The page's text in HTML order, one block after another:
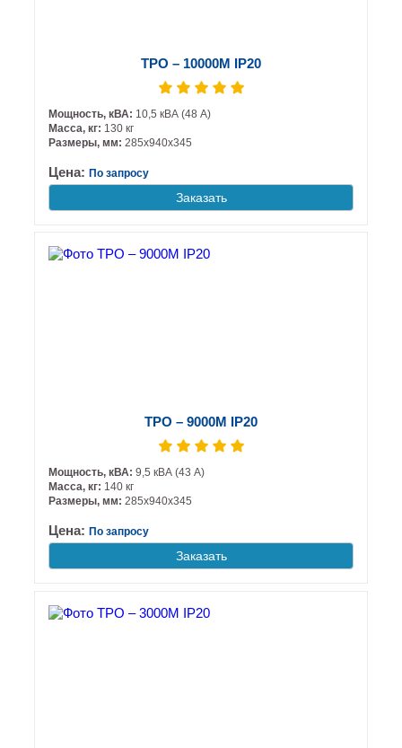
ТРО – 10000М IP20
Мощность, кВА: 10,5 кВА (48 А)
Масса, кг: 130 кг
Размеры, мм: 285х940х345
Цена: По запросу
Заказать
ТРО – 9000М IP20
Мощность, кВА: 9,5 кВА (43 А)
Масса, кг: 140 кг
Размеры, мм: 285х940х345
Цена: По запросу
Заказать